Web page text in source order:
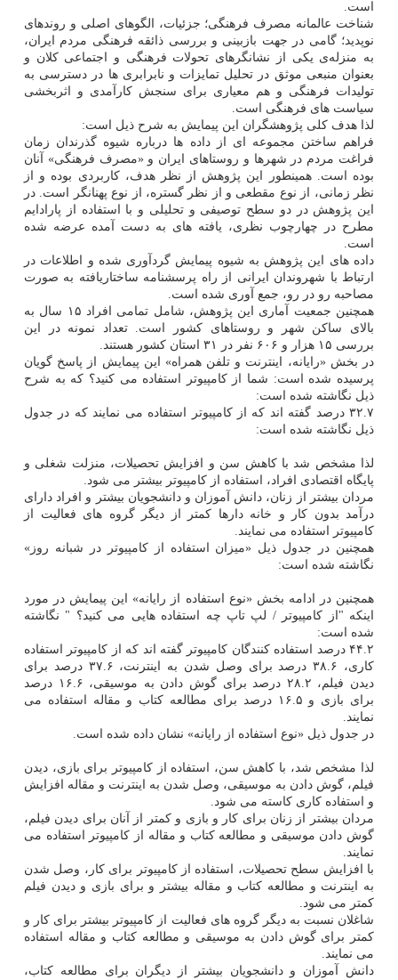
است.
شناخت عالمانه مصرف فرهنگی؛ جزئیات، الگوهای اصلی و روندهای
نوپدید؛ گامی در جهت بازبینی و بررسی ذائقه فرهنگی مردم ایران،
به منزله‌ی یکی از نشانگرهای تحولات فرهنگی و اجتماعی کلان و
بعنوان منبعی موثق در تحلیل تمایزات و نابرابری ها در دسترسی به
تولیدات فرهنگی و هم معیاری برای سنجش کارآمدی و اثربخشی
سیاست های فرهنگی است.
لذا هدف کلی پژوهشگران این پیمایش به شرح ذیل است:
فراهم ساختن مجموعه ای از داده ها درباره شیوه گذرندان زمان
فراغت مردم در شهرها و روستاهای ایران و «مصرف فرهنگی» آنان
بوده است. همینطور این پژوهش از نظر هدف، کاربردی بوده و از
نظر زمانی، از نوع مقطعی و از نظر گستره، از نوع پهنانگر است. در
این پژوهش در دو سطح توصیفی و تحلیلی و با استفاده از پارادایم
مطرح در چهارچوب نظری، یافته های به دست آمده عرضه شده
است.
داده های این پژوهش به شیوه پیمایش گردآوری شده و اطلاعات در
ارتباط با شهروندان ایرانی از راه پرسشنامه ساختاریافته به صورت
مصاحبه رو در رو، جمع آوری شده است.
همچنین جمعیت آماری این پژوهش، شامل تمامی افراد ۱۵ سال به
بالای ساکن شهر و روستاهای کشور است. تعداد نمونه در این
بررسی ۱۵ هزار و ۶۰۶ نفر در ۳۱ استان کشور هستند.
در بخش «رایانه، اینترنت و تلفن همراه» این پیمایش از پاسخ گویان
پرسیده شده است: شما از کامپیوتر استفاده می کنید؟ که به شرح
ذیل نگاشته شده است:
۳۲.۷ درصد گفته اند که از کامپیوتر استفاده می نمایند که در جدول
ذیل نگاشته شده است:
لذا مشخص شد با کاهش سن و افزایش تحصیلات، منزلت شغلی و
پایگاه اقتصادی افراد، استفاده از کامپیوتر بیشتر می شود.
مردان بیشتر از زنان، دانش آموزان و دانشجویان بیشتر و افراد دارای
درآمد بدون کار و خانه دارها کمتر از دیگر گروه های فعالیت از
کامپیوتر استفاده می نمایند.
همچنین در جدول ذیل «میزان استفاده از کامپیوتر در شبانه روز»
نگاشته شده است:
همچنین در ادامه بخش «نوع استفاده از رایانه» این پیمایش در مورد
اینکه "از کامپیوتر / لپ تاپ چه استفاده هایی می کنید؟ " نگاشته
شده است:
۴۴.۲ درصد استفاده کنندگان کامپیوتر گفته اند که از کامپیوتر استفاده
کاری، ۳۸.۶ درصد برای وصل شدن به اینترنت، ۳۷.۶ درصد برای
دیدن فیلم، ۲۸.۲ درصد برای گوش دادن به موسیقی، ۱۶.۶ درصد
برای بازی و ۱۶.۵ درصد برای مطالعه کتاب و مقاله استفاده می
نمایند.
در جدول ذیل «نوع استفاده از رایانه» نشان داده شده است.
لذا مشخص شد، با کاهش سن، استفاده از کامپیوتر برای بازی، دیدن
فیلم، گوش دادن به موسیقی، وصل شدن به اینترنت و مقاله افزایش
و استفاده کاری کاسته می شود.
مردان بیشتر از زنان برای کار و بازی و کمتر از آنان برای دیدن فیلم،
گوش دادن موسیقی و مطالعه کتاب و مقاله از کامپیوتر استفاده می
نمایند.
با افزایش سطح تحصیلات، استفاده از کامپیوتر برای کار، وصل شدن
به اینترنت و مطالعه کتاب و مقاله بیشتر و برای بازی و دیدن فیلم
کمتر می شود.
شاغلان نسبت به دیگر گروه های فعالیت از کامپیوتر بیشتر برای کار و
کمتر برای گوش دادن به موسیقی و مطالعه کتاب و مقاله استفاده
می نمایند.
دانش آموزان و دانشجویان بیشتر از دیگران برای مطالعه کتاب،